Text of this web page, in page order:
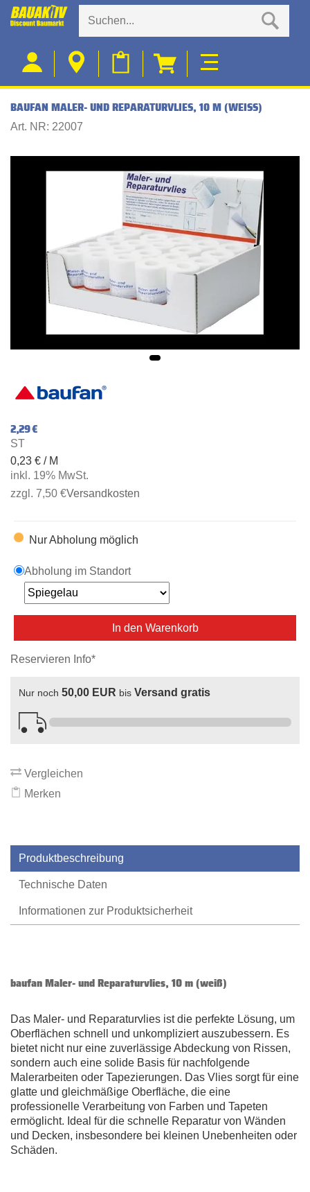
BAUFAN MALER- UND REPARATURVLIES, 10 M (WEISS)
Art. NR: 22007
2,29 €
ST
0,23 € / M
inkl. 19% MwSt.
zzgl. 7,50 €Versandkosten
Nur Abholung möglich
Abholung im Standort
In den Warenkorb
Reservieren Info*
Nur noch 50,00 EUR bis Versand gratis
Vergleichen
Merken
Produktbeschreibung
Technische Daten
Informationen zur Produktsicherheit
baufan Maler- und Reparaturvlies, 10 m (weiß)
Das Maler- und Reparaturvlies ist die perfekte Lösung, um
Oberflächen schnell und unkompliziert auszubessern. Es
bietet nicht nur eine zuverlässige Abdeckung von Rissen,
sondern auch eine solide Basis für nachfolgende
Malerarbeiten oder Tapezierungen. Das Vlies sorgt für eine
glatte und gleichmäßige Oberfläche, die eine
professionelle Verarbeitung von Farben und Tapeten
ermöglicht. Ideal für die schnelle Reparatur von Wänden
und Decken, insbesondere bei kleinen Unebenheiten oder
Schäden.